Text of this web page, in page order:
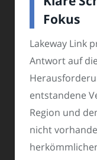
Fokus
Lakeway Link
Antwort auf
entstandene
Region und
nicht